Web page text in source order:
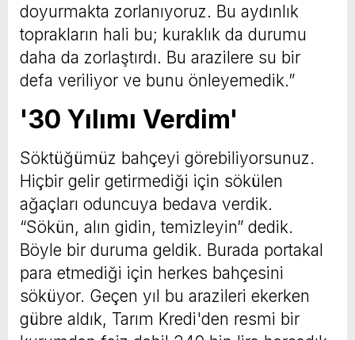
doyurmakta zorlanıyoruz. Bu aydınlık
toprakların hali bu; kuraklık da durumu
daha da zorlaştırdı. Bu arazilere su bir
defa veriliyor ve bunu önleyemedik.”
'30 Yılımı Verdim'
Söktüğümüz bahçeyi görebiliyorsunuz.
Hiçbir gelir getirmediği için sökülen
ağaçları oduncuya bedava verdik.
“Sökün, alın gidin, temizleyin” dedik.
Böyle bir duruma geldik. Burada portakal
para etmediği için herkes bahçesini
söküyor. Geçen yıl bu arazileri ekerken
gübre aldık, Tarım Kredi'den resmi bir